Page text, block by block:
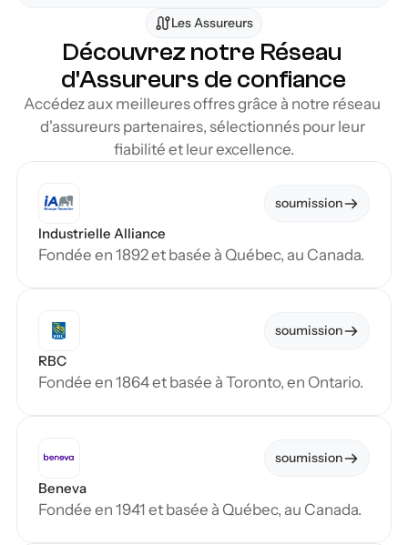
Les Assureurs
Découvrez notre Réseau
d'Assureurs de confiance
Accédez aux meilleures offres grâce à notre réseau
d'assureurs partenaires, sélectionnés pour leur
fiabilité et leur excellence.
soumission
Industrielle Alliance
Fondée en 1892 et basée à Québec, au Canada.
soumission
RBC
Fondée en 1864 et basée à Toronto, en Ontario.
soumission
Beneva
Fondée en 1941 et basée à Québec, au Canada.